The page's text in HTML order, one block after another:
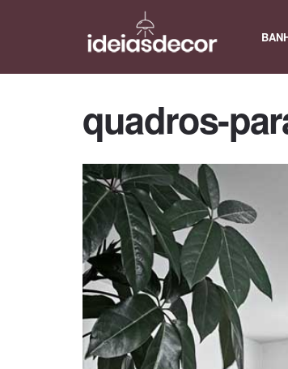
quadros-